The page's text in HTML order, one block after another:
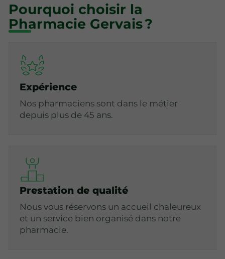
Pourquoi choisir la
Pharmacie Gervais ?
Expérience
Nos pharmaciens sont dans le métier
depuis plus de 45 ans.
Prestation de qualité
Nous vous réservons un accueil chaleureux
et un service bien organisé dans notre
pharmacie.